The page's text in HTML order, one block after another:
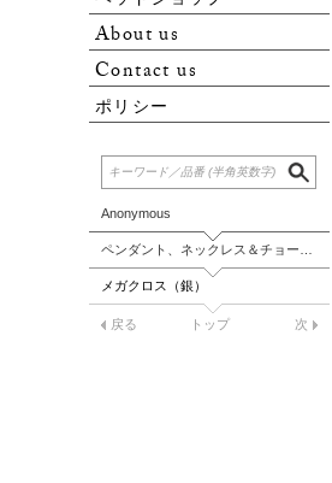
About us
Contact us
ポリシー
Anonymous
メガクロス（銀）
戻る トップ 次